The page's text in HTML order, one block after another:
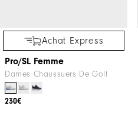
Achat Express
Pro/SL Femme
Dames Chaussuers De Golf
230€